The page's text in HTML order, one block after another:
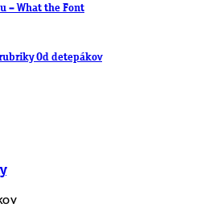
– What the Font
Od detepákov